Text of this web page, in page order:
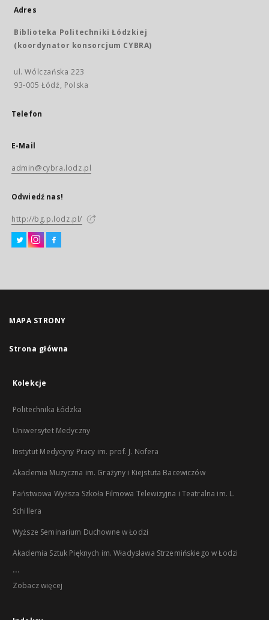
Adres
Biblioteka Politechniki Łódzkiej
(koordynator konsorcjum CYBRA)
ul. Wólczańska 223
93-005 Łódź, Polska
Telefon
E-Mail
admin@cybra.lodz.pl
Odwiedź nas!
http://bg.p.lodz.pl/
MAPA STRONY
Strona główna
Kolekcje
Politechnika Łódzka
Uniwersytet Medyczny
Instytut Medycyny Pracy im. prof. J. Nofera
Akademia Muzyczna im. Grażyny i Kiejstuta Bacewiczów
Państwowa Wyższa Szkoła Filmowa Telewizyjna i Teatralna im. L.
Schillera
Wyższe Seminarium Duchowne w Łodzi
Akademia Sztuk Pięknych im. Władysława Strzemińskiego w Łodzi
...
Zobacz więcej